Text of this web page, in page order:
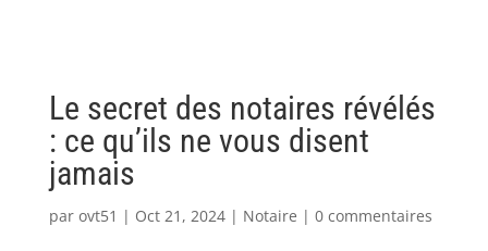
Le secret des notaires révélés
: ce qu’ils ne vous disent
jamais
par ovt51 | Oct 21, 2024| Notaire | 0 commentaires